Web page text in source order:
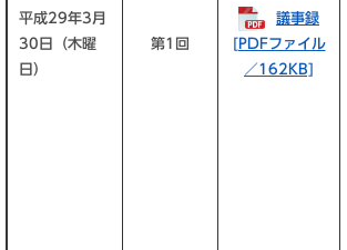
平成29年3月
30日（木曜
日）
第1回
議事録
[PDFファイル
／162KB]